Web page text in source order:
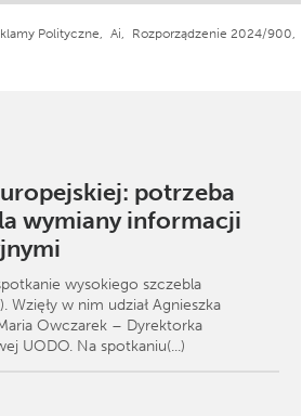
Polityczne, Ai, Rozporządzenie 2024/900,
potrzeba
wymiany informacji
wysokiego szczebla
Wzięły w nim udział Agnieszka
Owczarek – Dyrektorka
UODO. Na spotkaniu(...)